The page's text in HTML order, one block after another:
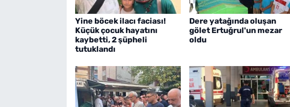
Yine böcek ilacı faciası!
Küçük çocuk hayatını
kaybetti, 2 şüpheli
tutuklandı
Dere yatağında oluşan
gölet Ertuğrul'un mezar
oldu